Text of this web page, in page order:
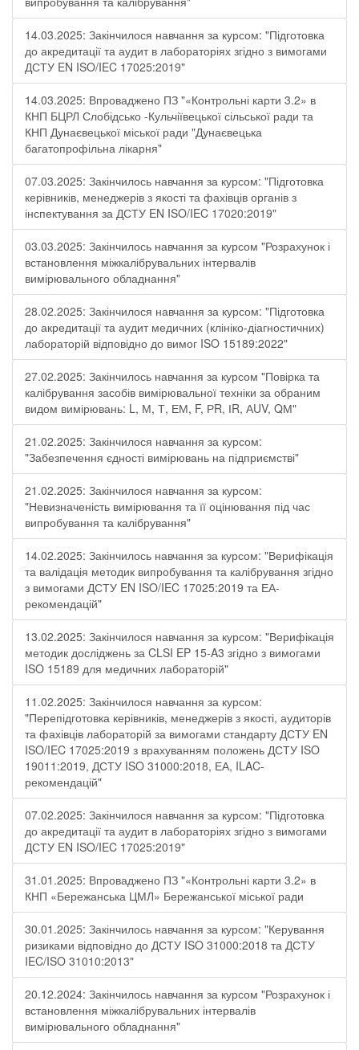
14.03.2025: Закінчилося навчання за курсом: "Підготовка
до акредитації та аудит в лабораторіях згідно з вимогами
ДСТУ EN ISO/IEC 17025:2019"
14.03.2025: Впроваджено ПЗ "«Контрольні карти 3.2» в
КНП БЦРЛ Слобідсько -Кульчіївецької сільської ради та
КНП Дунаєвецької міської ради "Дунаєвецька
багатопрофільна лікарня"
07.03.2025: Закінчилось навчання за курсом: "Підготовка
керівників, менеджерів з якості та фахівців органів з
інспектування за ДСТУ EN ISO/IEC 17020:2019"
03.03.2025: Закінчилось навчання за курсом "Розрахунок і
встановлення міжкалібрувальних інтервалів
вимірювального обладнання"
28.02.2025: Закінчилося навчання за курсом: "Підготовка
до акредитації та аудит медичних (клініко-діагностичних)
лабораторій відповідно до вимог ISO 15189:2022"
27.02.2025: Закінчилось навчання за курсом "Повірка та
калібрування засобів вимірювальної техніки за обраним
видом вимірювань: L, М, Т, ЕМ, F, РR, ІR, АUV, QМ"
21.02.2025: Закінчилося навчання за курсом:
"Забезпечення єдності вимірювань на підприємстві"
21.02.2025: Закінчилося навчання за курсом:
"Невизначеність вимірювання та її оцінювання під час
випробування та калібрування"
14.02.2025: Закінчилось навчання за курсом: "Верифікація
та валідація методик випробування та калібрування згідно
з вимогами ДСТУ EN ISO/IEC 17025:2019 та ЕА-
рекомендацій"
13.02.2025: Закінчилося навчання за курсом: "Верифікація
методик досліджень за CLSI EP 15-A3 згідно з вимогами
ISO 15189 для медичних лабораторій"
11.02.2025: Закінчилося навчання за курсом:
"Перепідготовка керівників, менеджерів з якості, аудиторів
та фахівців лабораторій за вимогами стандарту ДСТУ EN
ISO/IEC 17025:2019 з врахуванням положень ДСТУ ISO
19011:2019, ДСТУ ISO 31000:2018, ЕА, ILAC-
рекомендацій"
07.02.2025: Закінчилося навчання за курсом: "Підготовка
до акредитації та аудит в лабораторіях згідно з вимогами
ДСТУ EN ISO/IEC 17025:2019"
31.01.2025: Впроваджено ПЗ "«Контрольні карти 3.2» в
КНП «Бережанська ЦМЛ» Бережанської міської ради
30.01.2025: Закінчилось навчання за курсом: "Керування
ризиками відповідно до ДСТУ ISO 31000:2018 та ДСТУ
IEC/ISO 31010:2013"
20.12.2024: Закінчилось навчання за курсом "Розрахунок і
встановлення міжкалібрувальних інтервалів
вимірювального обладнання"